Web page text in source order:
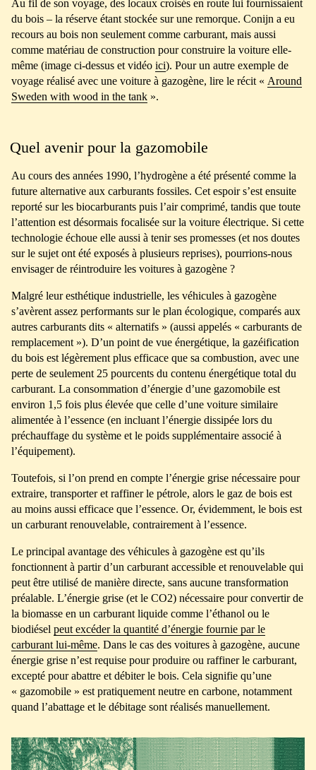
Au fil de son voyage, des locaux croisés en route lui fournissaient
du bois – la réserve étant stockée sur une remorque. Conijn a eu
recours au bois non seulement comme carburant, mais aussi
comme matériau de construction pour construire la voiture elle-
même (image ci-dessus et vidéo ici). Pour un autre exemple de
voyage réalisé avec une voiture à gazogène, lire le récit « Around
Sweden with wood in the tank ».
Quel avenir pour la gazomobile
Au cours des années 1990, l’hydrogène a été présenté comme la
future alternative aux carburants fossiles. Cet espoir s’est ensuite
reporté sur les biocarburants puis l’air comprimé, tandis que toute
l’attention est désormais focalisée sur la voiture électrique. Si cette
technologie échoue elle aussi à tenir ses promesses (et nos doutes
sur le sujet ont été exposés à plusieurs reprises), pourrions-nous
envisager de réintroduire les voitures à gazogène ?
Malgré leur esthétique industrielle, les véhicules à gazogène
s’avèrent assez performants sur le plan écologique, comparés aux
autres carburants dits « alternatifs » (aussi appelés « carburants de
remplacement »). D’un point de vue énergétique, la gazéification
du bois est légèrement plus efficace que sa combustion, avec une
perte de seulement 25 pourcents du contenu énergétique total du
carburant. La consommation d’énergie d’une gazomobile est
environ 1,5 fois plus élevée que celle d’une voiture similaire
alimentée à l’essence (en incluant l’énergie dissipée lors du
préchauffage du système et le poids supplémentaire associé à
l’équipement).
Toutefois, si l’on prend en compte l’énergie grise nécessaire pour
extraire, transporter et raffiner le pétrole, alors le gaz de bois est
au moins aussi efficace que l’essence. Or, évidemment, le bois est
un carburant renouvelable, contrairement à l’essence.
Le principal avantage des véhicules à gazogène est qu’ils
fonctionnent à partir d’un carburant accessible et renouvelable qui
peut être utilisé de manière directe, sans aucune transformation
préalable. L’énergie grise (et le CO2) nécessaire pour convertir de
la biomasse en un carburant liquide comme l’éthanol ou le
biodiésel peut excéder la quantité d’énergie fournie par le
carburant lui-même. Dans le cas des voitures à gazogène, aucune
énergie grise n’est requise pour produire ou raffiner le carburant,
excepté pour abattre et débiter le bois. Cela signifie qu’une
« gazomobile » est pratiquement neutre en carbone, notamment
quand l’abattage et le débitage sont réalisés manuellement.